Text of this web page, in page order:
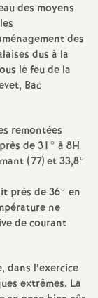
n
a
l
d
e
s
E
n
des moyens
des
dus à la
le feu de la
Bac
remontées
de 31° à 8H
(77) et 33,8°
près de 36° en
ne
de courant
dans l’exercice
extrêmes. La